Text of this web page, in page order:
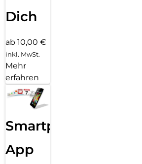
Dich
ab 10,00 €
inkl. MwSt.
Mehr
erfahren
Smartphone
App